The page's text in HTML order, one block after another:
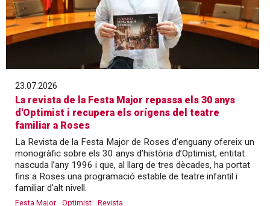
23.07.2026
La revista de la Festa Major repassa els 30 anys
d'Optimist i recupera els orígens del teatre
familiar a Roses
La Revista de la Festa Major de Roses d’enguany ofereix un
monogràfic sobre els 30 anys d’història d’Optimist, entitat
nascuda l’any 1996 i que, al llarg de tres dècades, ha portat
fins a Roses una programació estable de teatre infantil i
familiar d’alt nivell.
Festa Major Optimist Revista